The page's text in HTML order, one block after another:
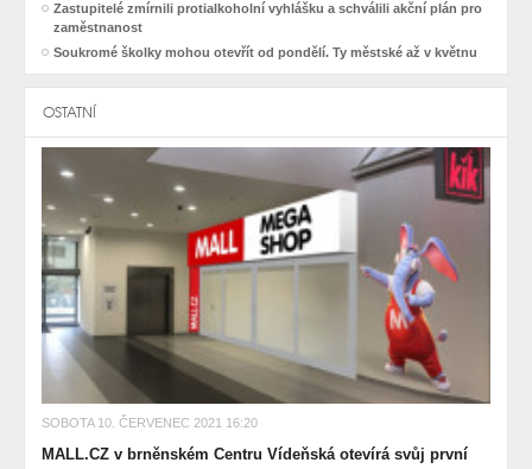
Zastupitelé zmírnili protialkoholní vyhlášku a schválili akční plán pro
zaměstnanost
Soukromé školky mohou otevřít od pondělí. Ty městské až v květnu
OSTATNÍ
SOBOTA 10. ČERVENEC 2021 16:20
MALL.CZ v brněnském Centru Vídeňská otevírá svůj první